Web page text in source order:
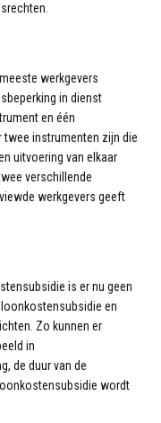
werkgevers
in dienst
en één
instrumenten zijn die
uitvoering van elkaar
verschillende
werkgevers geeft
is er nu geen
en
Zo kunnen er
in
de duur van de
wordt